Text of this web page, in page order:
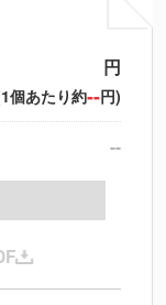
円
個あたり約--円)
--